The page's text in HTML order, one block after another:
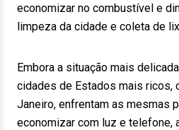
economizar no combustível e
limpeza da cidade e coleta de
Embora a situação mais
cidades de Estados mais ricos,
Janeiro, enfrentam as mesmas
economizar com luz e telefone,